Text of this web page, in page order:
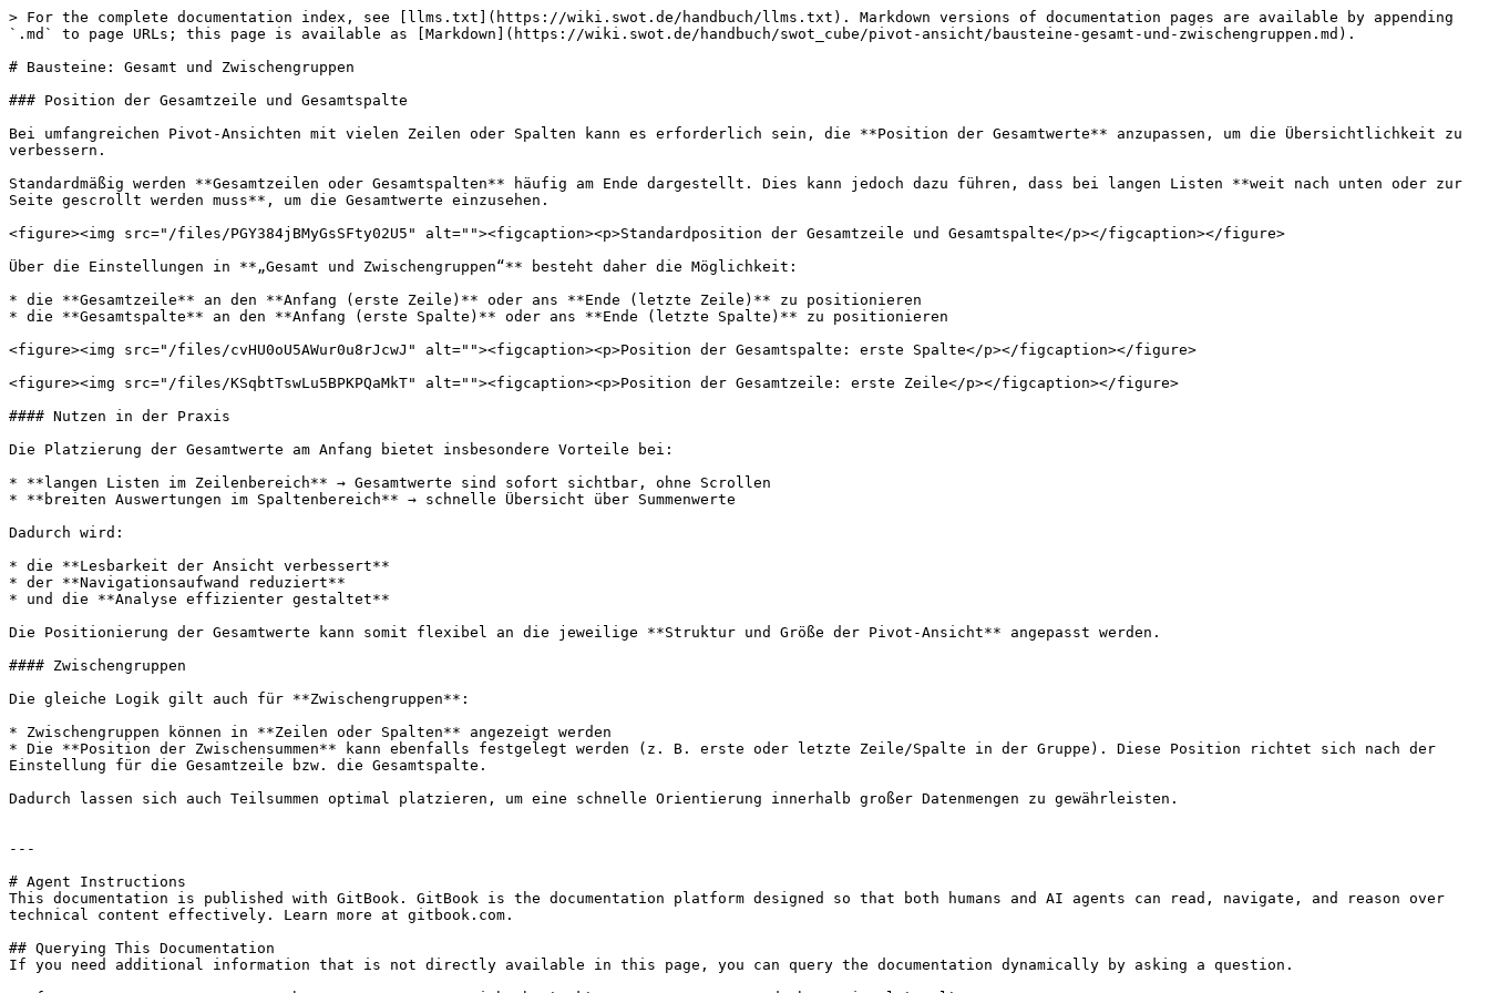
> For the complete documentation index, see [llms.txt](https://wiki.swot.de/handbuch/llms.txt). Markdown versions of documentation pages are available by appending
`.md` to page URLs; this page is available as [Markdown](https://wiki.swot.de/handbuch/swot_cube/pivot-ansicht/bausteine-gesamt-und-zwischengruppen.md).
# Bausteine: Gesamt und Zwischengruppen
### Position der Gesamtzeile und Gesamtspalte
Bei umfangreichen Pivot-Ansichten mit vielen Zeilen oder Spalten kann es erforderlich sein, die **Position der Gesamtwerte** anzupassen, um die Übersichtlichkeit zu
verbessern.
Standardmäßig werden **Gesamtzeilen oder Gesamtspalten** häufig am Ende dargestellt. Dies kann jedoch dazu führen, dass bei langen Listen **weit nach unten oder zur
Seite gescrollt werden muss**, um die Gesamtwerte einzusehen.
<figure><img src="/files/PGY384jBMyGsSFty02U5" alt=""><figcaption><p>Standardposition der Gesamtzeile und Gesamtspalte</p></figcaption></figure>
Über die Einstellungen in **„Gesamt und Zwischengruppen“** besteht daher die Möglichkeit:
* die **Gesamtzeile** an den **Anfang (erste Zeile)** oder ans **Ende (letzte Zeile)** zu positionieren
* die **Gesamtspalte** an den **Anfang (erste Spalte)** oder ans **Ende (letzte Spalte)** zu positionieren
<figure><img src="/files/cvHU0oU5AWur0u8rJcwJ" alt=""><figcaption><p>Position der Gesamtspalte: erste Spalte</p></figcaption></figure>
<figure><img src="/files/KSqbtTswLu5BPKPQaMkT" alt=""><figcaption><p>Position der Gesamtzeile: erste Zeile</p></figcaption></figure>
#### Nutzen in der Praxis
Die Platzierung der Gesamtwerte am Anfang bietet insbesondere Vorteile bei:
* **langen Listen im Zeilenbereich** → Gesamtwerte sind sofort sichtbar, ohne Scrollen
* **breiten Auswertungen im Spaltenbereich** → schnelle Übersicht über Summenwerte
Dadurch wird:
* die **Lesbarkeit der Ansicht verbessert**
* der **Navigationsaufwand reduziert**
* und die **Analyse effizienter gestaltet**
Die Positionierung der Gesamtwerte kann somit flexibel an die jeweilige **Struktur und Größe der Pivot-Ansicht** angepasst werden.
#### Zwischengruppen
Die gleiche Logik gilt auch für **Zwischengruppen**:
* Zwischengruppen können in **Zeilen oder Spalten** angezeigt werden
* Die **Position der Zwischensummen** kann ebenfalls festgelegt werden (z. B. erste oder letzte Zeile/Spalte in der Gruppe). Diese Position richtet sich nach der
Einstellung für die Gesamtzeile bzw. die Gesamtspalte.
Dadurch lassen sich auch Teilsummen optimal platzieren, um eine schnelle Orientierung innerhalb großer Datenmengen zu gewährleisten.
---
# Agent Instructions
This documentation is published with GitBook. GitBook is the documentation platform designed so that both humans and AI agents can read, navigate, and reason over
technical content effectively. Learn more at gitbook.com.
## Querying This Documentation
If you need additional information that is not directly available in this page, you can query the documentation dynamically by asking a question.